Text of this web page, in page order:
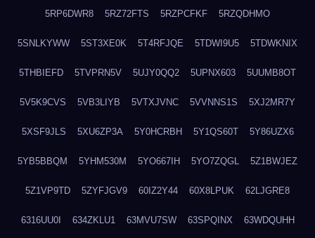
5RP6DWR8 5RZ72FTS 5RZPCFKF 5RZQDHMO
5SNLKYWW 5ST3XE0K 5T4RFJQE 5TDWI9U5 5TDWKNIX
5THBIEFD 5TVPRN5V 5UJY0QQ2 5UPNX603 5UUMB8OT
5V5K9CVS 5VB3LIYB 5VTXJVNC 5VVNNS1S 5XJ2MR7Y
5XSF9JLS 5XU6ZP3A 5Y0HCRBH 5Y1QS60T 5Y86UZX6
5YB5BBQM 5YHM530M 5YO667IH 5YO7ZQGL 5Z1BWJEZ
5Z1VP9TD 5ZYFJGV9 60IZ2Y44 60X8LPUK 62LJGRE8
6316UU0I 634ZKLU1 63MVU7SW 63SPQINX 63WDQUHH